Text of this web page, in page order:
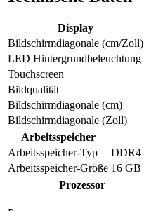
Display
Bildschirmdiagonale (cm/Zoll)
LED Hintergrundbeleuchtung
Touchscreen
Bildqualität
Bildschirmdiagonale (cm)
Bildschirmdiagonale (Zoll)
Arbeitsspeicher
Arbeitsspeicher-Typ
DDR4
Arbeitsspeicher-Größe 16 GB
Prozessor